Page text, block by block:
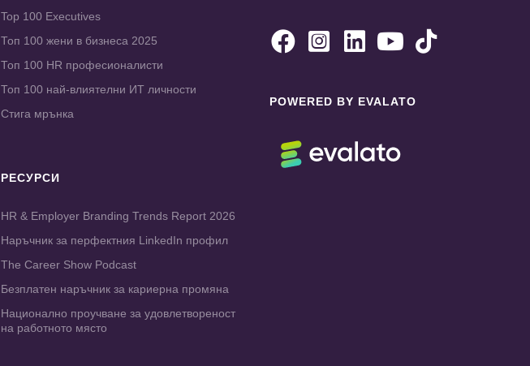
Top 100 Executives
Топ 100 жени в бизнеса 2025
Топ 100 HR професионалисти
Топ 100 най-влиятелни ИТ личности
Стига мрънка
РЕСУРСИ
HR & Employer Branding Trends Report 2026
Наръчник за перфектния LinkedIn профил
The Career Show Podcast
Безплатен наръчник за кариерна промяна
Национално проучване за удовлетвореност
на работното място
    
POWERED BY EVALATO